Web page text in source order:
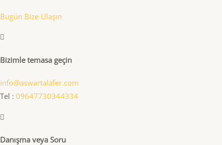
Bugün Bize Ulaşın
Bizimle temasa geçin
info@aswartalafer.com
Tel : 09647730344334
Danışma veya Soru